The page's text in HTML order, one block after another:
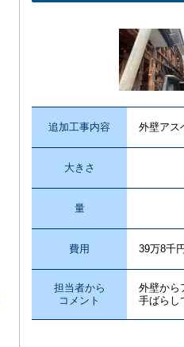
追加工事内容 外壁アス
大きさ
量
費用 39万8千
担当者から
コメント
外壁から
手ばらし